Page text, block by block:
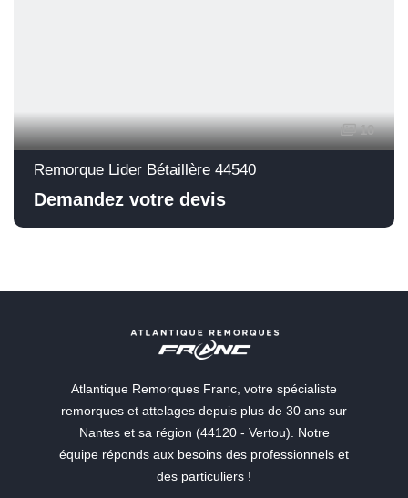
10
Remorque Lider Bétaillère 44540
Demandez votre devis
Atlantique Remorques Franc, votre spécialiste
remorques et attelages depuis plus de 30 ans sur
Nantes et sa région (44120 - Vertou). Notre
équipe réponds aux besoins des professionnels et
des particuliers !